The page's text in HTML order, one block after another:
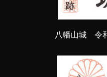
八幡山城 令